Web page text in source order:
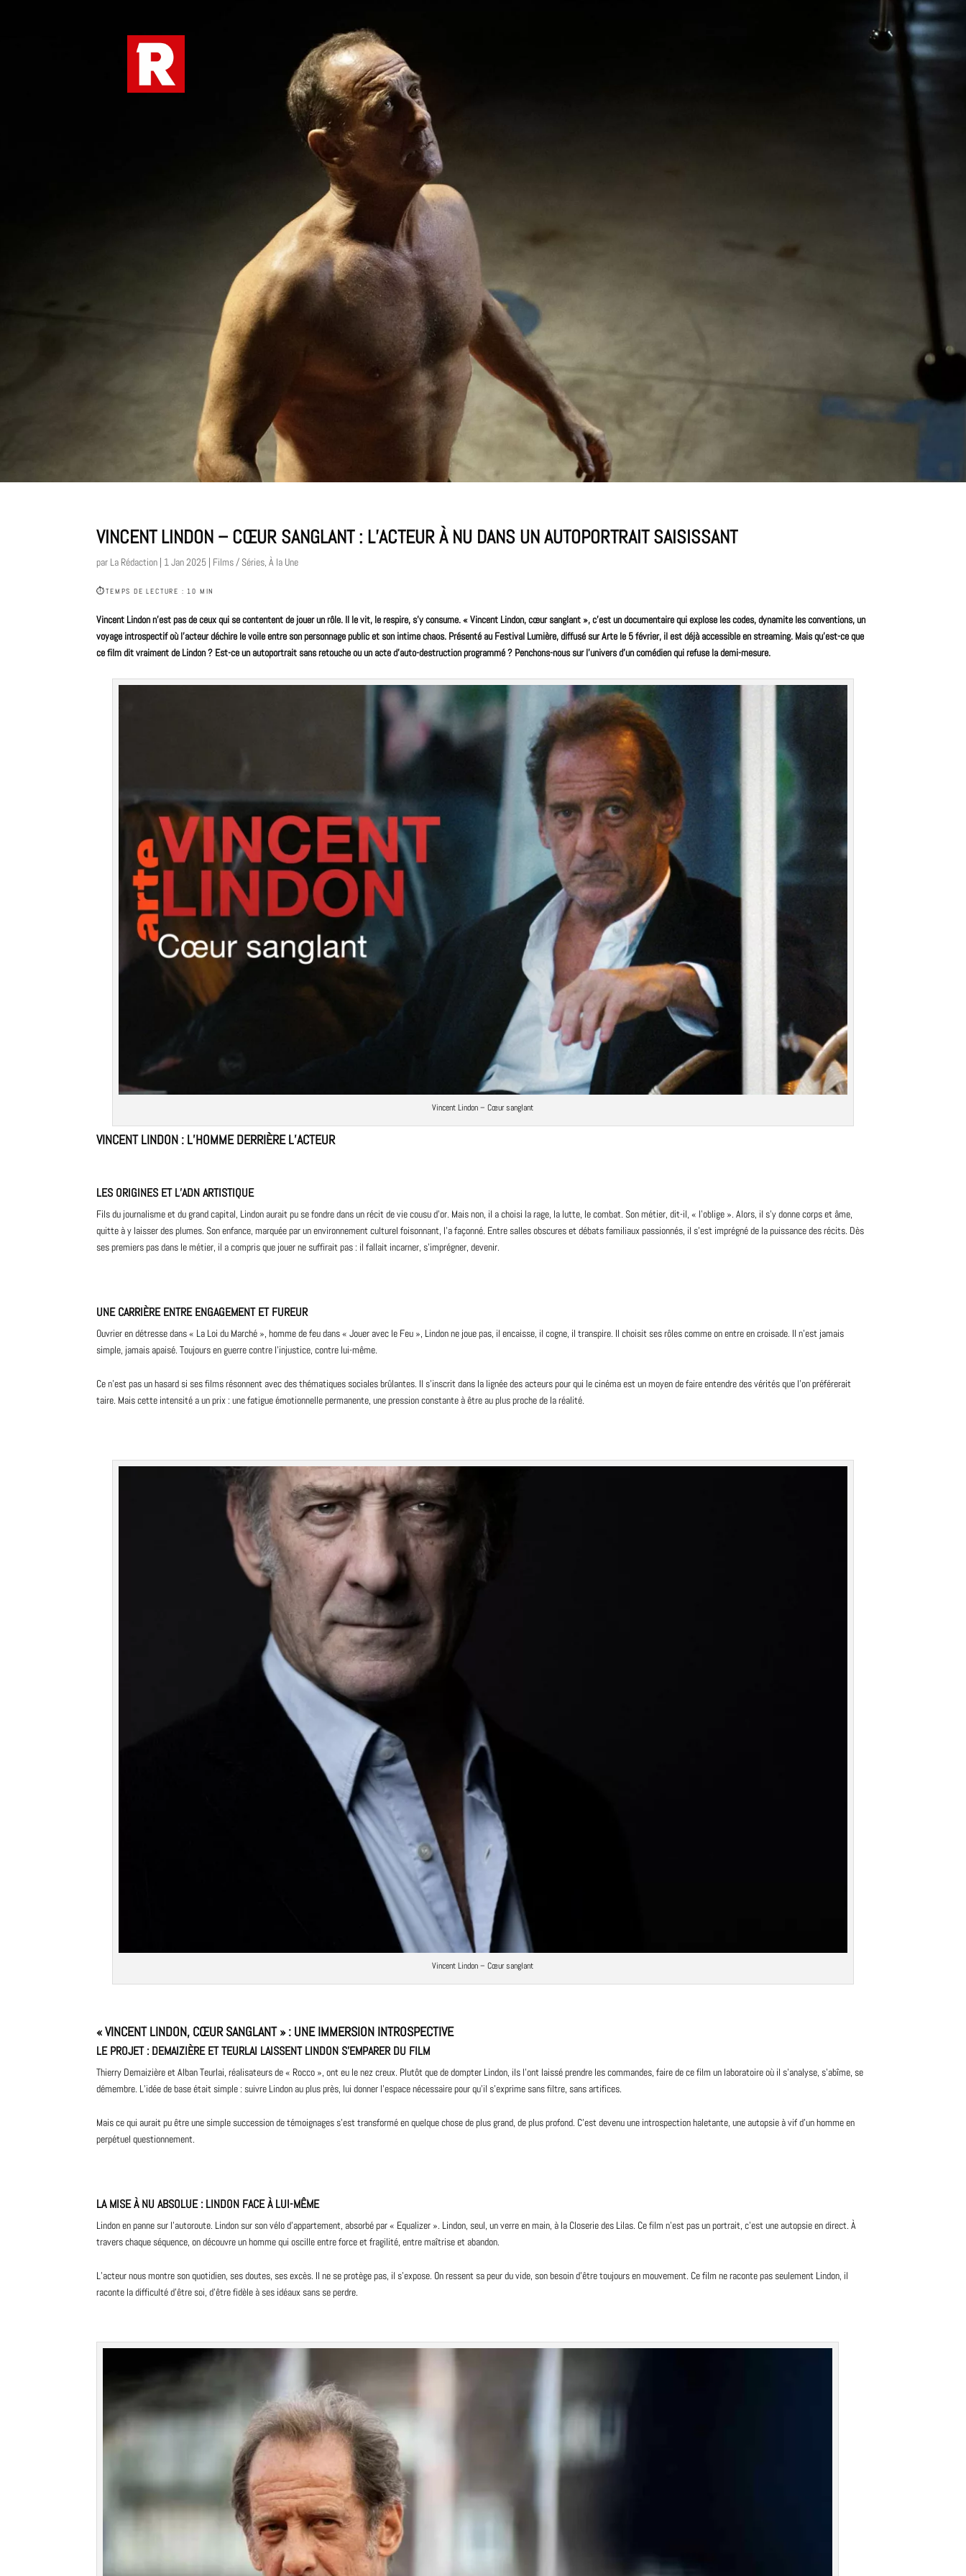
VINCENT LINDON – CŒUR SANGLANT : L’ACTEUR À NU DANS UN AUTOPORTRAIT SAISISSANT
par La Rédaction | 1 Jan 2025 | Films / Séries,À la Une
⏱TEMPS DE LECTURE : 10 MIN
Vincent Lindon n’est pas de ceux qui se contentent de jouer un rôle. Il le vit, le respire, s’y consume. « Vincent Lindon, cœur sanglant », c’est undocumentairequi explose les codes, dynamite les conventions, un
voyage introspectif où l’acteur déchire le voile entre son personnage public et son intime chaos. Présenté au Festival Lumière, diffusé sur Arte le 5 février, il est déjà accessible en streaming. Mais qu’est-ce que
cefilmdit vraiment de Lindon ? Est-ce un autoportrait sans retouche ou un acte d’auto-destructionprogrammé ? Penchons-nous sur l’univers d’un comédien qui refuse la demi-mesure.
Vincent Lindon – Cœur sanglant
VINCENT LINDON : L’HOMME DERRIÈRE L’ACTEUR
LES ORIGINES ET L’ADN ARTISTIQUE
Fils du journalisme et du grand capital, Lindon aurait pu se fondre dans un récit de vie cousu d’or. Mais non, il a choisi la rage, la lutte, le combat. Son métier, dit-il, « l’oblige ». Alors, il s’y donne corps et âme,
quitte à y laisser des plumes. Son enfance, marquée par un environnement culturel foisonnant, l’a façonné. Entre salles obscures et débats familiaux passionnés, il s’est imprégné de lapuissance des récits. Dès
ses premiers pas dans le métier, il a compris que jouer ne suffirait pas : il fallait incarner, s’imprégner, devenir.
UNE CARRIÈRE ENTRE ENGAGEMENT ET FUREUR
Ouvrier en détresse dans « La Loi du Marché », homme de feu dans « Jouer avec le Feu », Lindon ne joue pas, il encaisse, il cogne, il transpire. Il choisit ses rôles comme on entre en croisade. Il n’est jamais
simple, jamais apaisé. Toujours en guerre contre l’injustice, contre lui-même.
Ce n’est pas un hasard si sesfilmsrésonnent avec des thématiques sociales brûlantes. Il s’inscrit dans la lignée des acteurs pour qui le cinéma est un moyen de faire entendre des vérités que l’on préférerait
taire. Mais cette intensité a un prix : une fatigue émotionnelle permanente, une pression constante à être au plus proche de la réalité.
Vincent Lindon – Cœur sanglant
« VINCENT LINDON, CŒUR SANGLANT » : UNE IMMERSION INTROSPECTIVE
LE PROJET : DEMAIZIÈRE ET TEURLAI LAISSENT LINDON S’EMPARER DU FILM
Thierry Demaizière et Alban Teurlai, réalisateurs de « Rocco », ont eu le nez creux. Plutôt que de dompter Lindon, ils l’ont laissé prendre les commandes, faire de cefilm un laboratoire où il s’analyse, s’abîme, se
démembre. L’idée de base était simple : suivre Lindon au plus près, lui donner l’espace nécessaire pour qu’il s’exprime sans filtre, sans artifices.
Mais ce qui aurait pu être une simple succession de témoignages s’est transformé en quelque chose de plus grand, de plus profond. C’est devenu une introspection haletante, une autopsie à vif d’un homme en
perpétuel questionnement.
LA MISE À NU ABSOLUE : LINDON FACE À LUI-MÊME
Lindon en panne sur l’autoroute. Lindon sur son vélo d’appartement, absorbé par « Equalizer ». Lindon, seul, un verre en main, à la Closerie des Lilas. Ce film n’est pas un portrait, c’est une autopsie en direct. À
travers chaque séquence, on découvre un homme qui oscille entre force et fragilité, entre maîtrise et abandon.
L’acteur nousmontre son quotidien, ses doutes, ses excès. Il ne se protège pas, il s’expose. On ressent sa peur du vide, son besoin d’être toujours en mouvement. Ce film ne raconte pas seulement Lindon, il
raconte la difficulté d’être soi, d’être fidèle à ses idéaux sans se perdre.